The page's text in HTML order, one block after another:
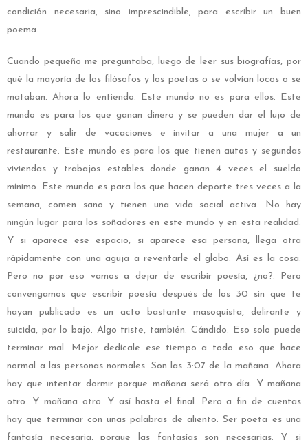
condición necesaria, sino imprescindible, para escribir un buen
poema.
Cuando pequeño me preguntaba, luego de leer sus biografías, por
qué la mayoría de los filósofos y los poetas o se volvían locos o se
mataban. Ahora lo entiendo. Este mundo no es para ellos. Este
mundo es para los que ganan dinero y se pueden dar el lujo de
ahorrar y salir de vacaciones e invitar a una mujer a un
restaurante. Este mundo es para los que tienen autos y segundas
viviendas y trabajos estables donde ganan 4 veces el sueldo
mínimo. Este mundo es para los que hacen deporte tres veces a la
semana, comen sano y tienen una vida social activa. No hay
ningún lugar para los soñadores en este mundo y en esta realidad.
Y si aparece ese espacio, si aparece esa persona, llega otra
rápidamente con una aguja a reventarle el globo. Así es la cosa.
Pero no por eso vamos a dejar de escribir poesía, ¿no?. Pero
convengamos que escribir poesía después de los 30 sin que te
hayan publicado es un acto bastante masoquista, delirante y
suicida, por lo bajo. Algo triste, también. Cándido. Eso solo puede
terminar mal. Mejor dedícale ese tiempo a todo eso que hace
normal a las personas normales. Son las 3:07 de la mañana. Ahora
hay que intentar dormir porque mañana será otro día. Y mañana
otro. Y mañana otro. Y así hasta el final. Pero a fin de cuentas
hay que terminar con unas palabras de aliento. Ser poeta es una
fantasía necesaria, porque las fantasías son necesarias. Y si